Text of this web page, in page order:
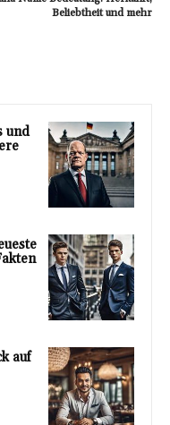
Beliebtheit und mehr
und
auf